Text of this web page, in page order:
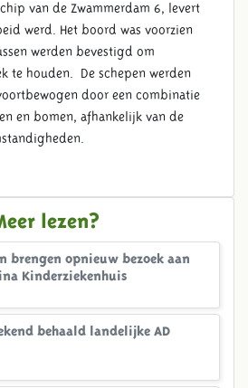
van de Zwammerdam 6, levert
werd. Het boord was voorzien
werden bevestigd om
te houden. De schepen werden
door een combinatie
en bomen, afhankelijk van de
lezen?
brengen opnieuw bezoek aan
Kinderziekenhuis
behaald landelijke AD